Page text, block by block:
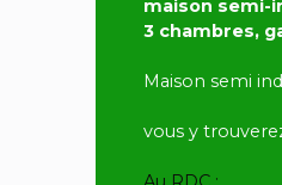
maison semi-
3 chambres,
Maison semi
vous y